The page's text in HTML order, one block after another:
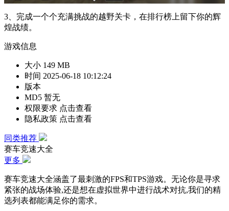
3、完成一个个充满挑战的越野关卡，在排行榜上留下你的辉
煌战绩。
游戏信息
大小 149 MB
时间 2025-06-18 10:12:24
版本
MD5 暂无
权限要求 点击查看
隐私政策 点击查看
同类推荐
赛车竞速大全
更多
赛车竞速大全涵盖了最刺激的FPS和TPS游戏。无论你是寻求
紧张的战场体验,还是想在虚拟世界中进行战术对抗,我们的精
选列表都能满足你的需求。